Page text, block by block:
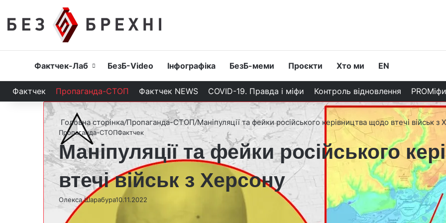
Головна
Фактчек-Лаб БезБ-Video Інфографіка БезБ-меми Проєкти Хто ми EN
Фактчек Пропаганда-СТОП Фактчек NEWS COVID-19. Правда і міфи Контроль відновлення PROМіфи
Головна сторінка/Пропаганда-СТОП/Маніпуляції та фейки російського керівництва щодо втечі військ з
Пропаганда-СТОПФактчек
Маніпуляції та фейки російського
втечі військ з Херсону
Олекса Шарабура10.11.2022